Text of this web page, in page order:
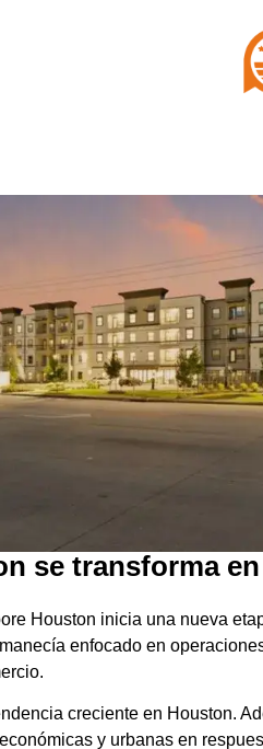
se transforma
Houston inicia una nueva
enfocado en
creciente en Houston.
y urbanas en